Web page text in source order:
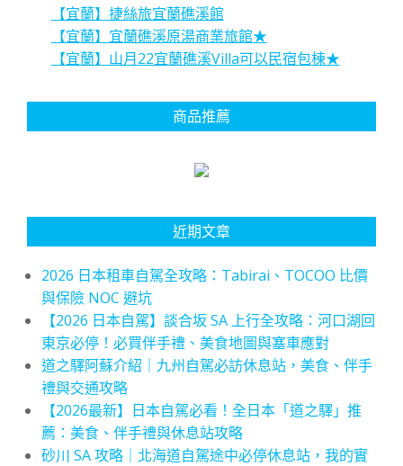
【宜蘭】捷絲旅宜蘭礁溪館
【宜蘭】宜蘭礁溪原湯商業旅館★
【宜蘭】山月22宜蘭礁溪Villa可以民宿包棟★
商品推薦
近期文章
2026 日本租車自駕全攻略：Tabirai、TOCOO 比價
與保險 NOC 避坑
【2026 日本自駕】談合坂 SA 上行全攻略：河口湖回
東京必停！必買伴手禮、美食地圖與塞車應對
道之驛阿蘇介紹｜九州自駕必訪休息站，美食、伴手
禮與交通攻略
【2026最新】日本自駕必看！全日本「道之驛」推
薦：美食、伴手禮與休息站攻略
砂川 SA 攻略｜北海道自駕途中必停休息站，我的實